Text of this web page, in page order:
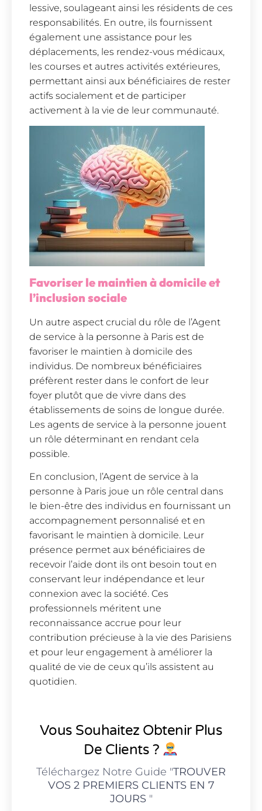
lessive, soulageant ainsi les résidents de ces
responsabilités. En outre, ils fournissent
également une assistance pour les
déplacements, les rendez-vous médicaux,
les courses et autres activités extérieures,
permettant ainsi aux bénéficiaires de rester
actifs socialement et de participer
activement à la vie de leur communauté.
Favoriser le maintien à domicile et
l’inclusion sociale
Un autre aspect crucial du rôle de l’Agent
de service à la personne à Paris est de
favoriser le maintien à domicile des
individus. De nombreux bénéficiaires
préfèrent rester dans le confort de leur
foyer plutôt que de vivre dans des
établissements de soins de longue durée.
Les agents de service à la personne jouent
un rôle déterminant en rendant cela
possible.
En conclusion, l’Agent de service à la
personne à Paris joue un rôle central dans
le bien-être des individus en fournissant un
accompagnement personnalisé et en
favorisant le maintien à domicile. Leur
présence permet aux bénéficiaires de
recevoir l’aide dont ils ont besoin tout en
conservant leur indépendance et leur
connexion avec la société. Ces
professionnels méritent une
reconnaissance accrue pour leur
contribution précieuse à la vie des Parisiens
et pour leur engagement à améliorer la
qualité de vie de ceux qu’ils assistent au
quotidien.
Vous Souhaitez Obtenir Plus
De Clients ?
Téléchargez Notre Guide "TROUVER
VOS 2 PREMIERS CLIENTS EN 7
JOURS"